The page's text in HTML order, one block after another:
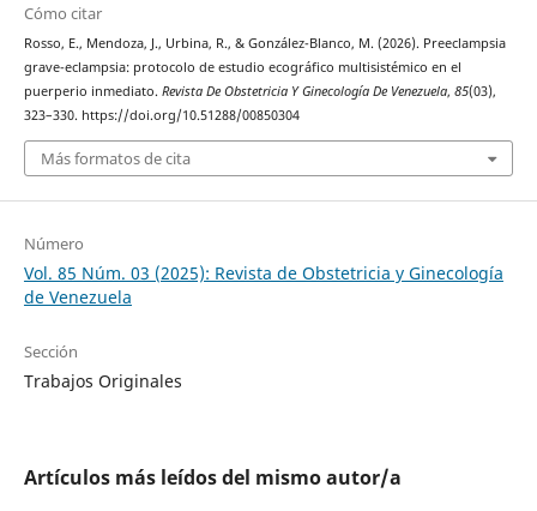
Cómo citar
Rosso, E., Mendoza, J., Urbina, R., & González-Blanco, M. (2026). Preeclampsia
grave-eclampsia: protocolo de estudio ecográfico multisistémico en el
puerperio inmediato. Revista De Obstetricia Y Ginecología De Venezuela, 85(03),
323–330. https://doi.org/10.51288/00850304
Más formatos de cita
Número
Vol. 85 Núm. 03 (2025): Revista de Obstetricia y Ginecología
de Venezuela
Sección
Trabajos Originales
Artículos más leídos del mismo autor/a